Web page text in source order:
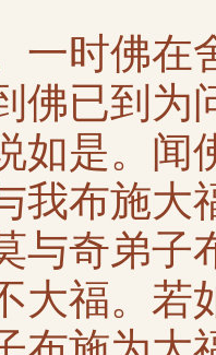
时佛在
佛已到为
如是。闻
我布施大
与奇弟子
大福。若